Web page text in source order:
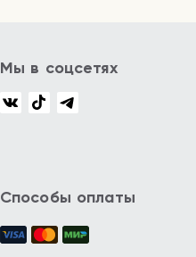
Мы в соцсетях
Способы оплаты